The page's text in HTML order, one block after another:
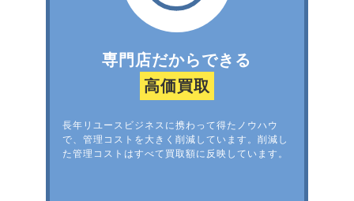
専門店だからできる
高価買取
長年リユースビジネスに携わって得たノウハウ
で、管理コストを大きく削減しています。削減し
た管理コストはすべて買取額に反映しています。